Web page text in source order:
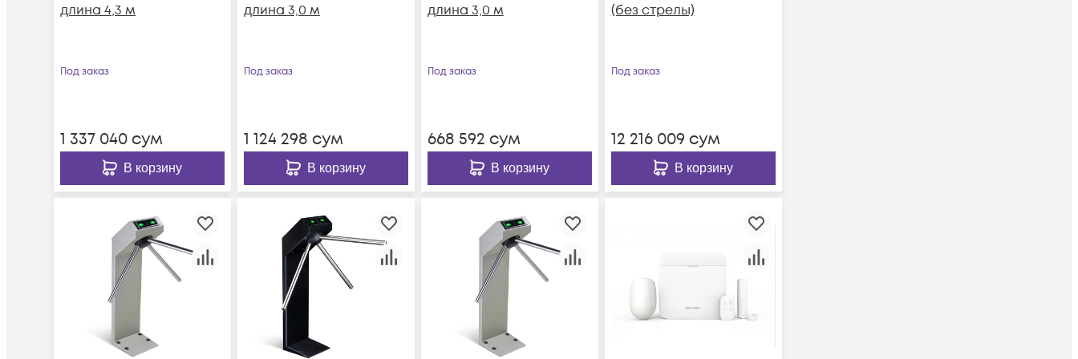
длина 4,3 м
Под заказ
1 337 040 сум
В корзину
длина 3,0 м
Под заказ
1 124 298 сум
В корзину
длина 3,0 м
Под заказ
668 592 сум
В корзину
(без стрелы)
Под заказ
12 216 009 сум
В корзину